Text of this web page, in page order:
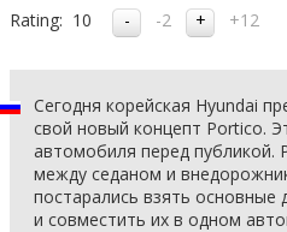
Rating: 10 -2 +12
Сегодня корейская Hyundai
свой новый концепт Portico.
автомобиля перед публикой.
между седаном и
постарались взять основные
и совместить их в одном